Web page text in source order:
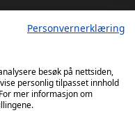
Personvernerklæring
besøk på nettsiden,
personlig tilpasset innhold
mer informasjon om